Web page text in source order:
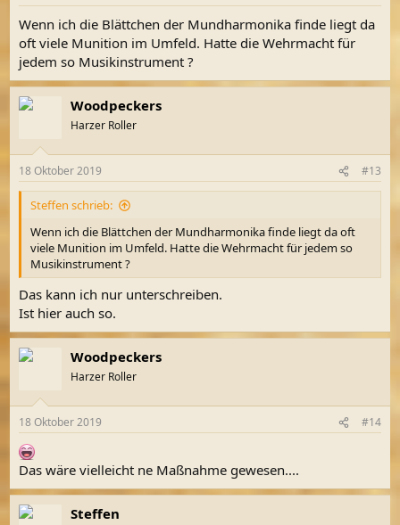
Wenn ich die Blättchen der Mundharmonika finde liegt da
oft viele Munition im Umfeld. Hatte die Wehrmacht für
jedem so Musikinstrument ?
Woodpeckers
Harzer Roller
18 Oktober 2019 #13
Steffen schrieb:
Wenn ich die Blättchen der Mundharmonika finde liegt da oft
viele Munition im Umfeld. Hatte die Wehrmacht für jedem so
Musikinstrument ?
Das kann ich nur unterschreiben.
Ist hier auch so.
Woodpeckers
Harzer Roller
18 Oktober 2019 #14
Das wäre vielleicht ne Maßnahme gewesen....
Steffen